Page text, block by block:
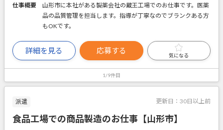
仕事概要
山形市に本社がある製薬会社の蔵王工場でのお仕事です。医薬
品の品質管理を担当します。指導が丁寧なのでブランクある方
もOKです。
詳細を見る 応募する
気になる
1/9件目
派遣 更新日： 30日以上前
食品工場での商品製造のお仕事【山形市】